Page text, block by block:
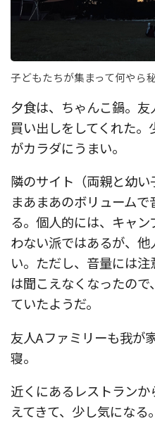
子どもたちが集まって何やら
夕食は、ちゃんこ鍋。
買い出しをしてくれた
がカラダにうまい。
隣のサイト（両親と幼い
まあまあのボリュームで
る。個人的には、キャ
わない派ではあるが、
い。ただし、音量には
は聞こえなくなったの
ていたようだ。
友人Aファミリーも我が
寝。
近くにあるレストラン
えてきて、少し気にな